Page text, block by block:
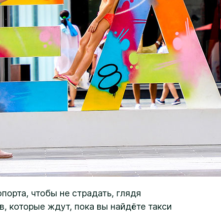
чтобы не страдать, глядя
которые ждут, пока вы найдёте такси